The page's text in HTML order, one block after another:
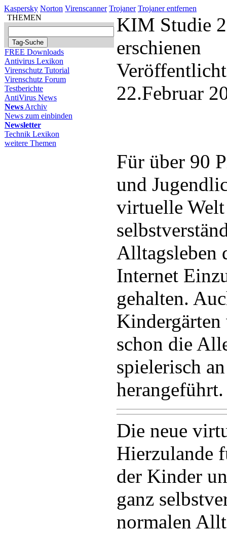
Kaspersky Norton Virenscanner Trojaner Trojaner entfernen
THEMEN
FREE Downloads
Antivirus Lexikon
Virenschutz Tutorial
Virenschutz Forum
Testberichte
AntiVirus News
News Archiv
News zum einbinden
Newsletter
Technik Lexikon
weitere Themen
KIM Studie
erschienen
22.Februar
Für über 90
und
virtuelle
Alltagsleben
Internet
gehalten.
Kindergärten
schon die
spielerisch
herangeführt.
Die neue
Hierzulande
der Kinder
ganz
normalen